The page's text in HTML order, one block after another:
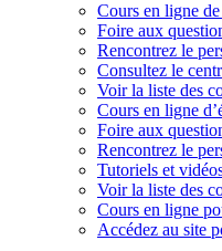
Cours en ligne
Foire aux
Rencontrez le
Consultez le
Voir la liste des
Cours en ligne
Foire aux
Rencontrez le
Tutoriels et
Voir la liste des
Cours en ligne
Accédez au site